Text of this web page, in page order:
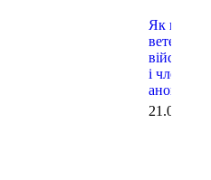
у
Як
і
анонс